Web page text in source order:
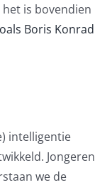
het is bovendien
Boris Konrad
intelligentie
Jongeren
we de